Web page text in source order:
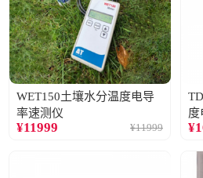
WET150土壤水分温度电导
率速测仪
¥11999 ¥11999
度
¥